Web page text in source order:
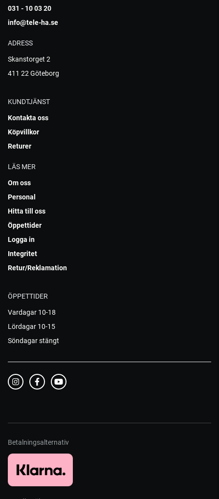
031 - 10 03 20
info@tele-ha.se
ADRESS
Skanstorget 2
411 22 Göteborg
KUNDTJÄNST
Kontakta oss
Köpvillkor
Returer
LÄS MER
Om oss
Personal
Hitta till oss
Öppettider
Logga in
Integritet
Retur/Reklamation
ÖPPETTIDER
Vardagar 10-18
Lördagar 10-15
Söndagar stängt
Betalningsalternativ